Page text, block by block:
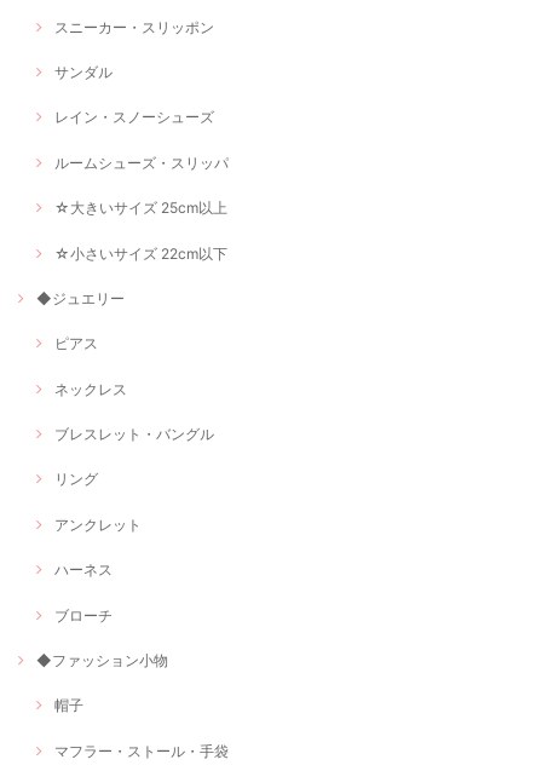
スニーカー・スリッポン
サンダル
レイン・スノーシューズ
ルームシューズ・スリッパ
☆大きいサイズ 25cm以上
☆小さいサイズ 22cm以下
◆ジュエリー
ピアス
ネックレス
ブレスレット・バングル
リング
アンクレット
ハーネス
ブローチ
◆ファッション小物
帽子
マフラー・ストール・手袋